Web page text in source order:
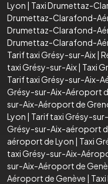
Lyon | Taxi Drumettaz-
Drumettaz-Clarafond-
Drumettaz-Clarafond-
Drumettaz-Clarafond-
Tarif taxi Grésy-sur-Aix|
taxi Grésy-sur-Aix| Taxi
Tarif taxi Grésy-sur-Aix-
Grésy-sur-Aix-Aéroport
sur-Aix-Aéroport de
Lyon | Tarif taxi Grésy-
Grésy-sur-Aix-aéroport
aéroport de Lyon | Taxi
taxi Grésy-sur-Aix-
sur-Aix-Aéroport de
Aéroport de Genève |